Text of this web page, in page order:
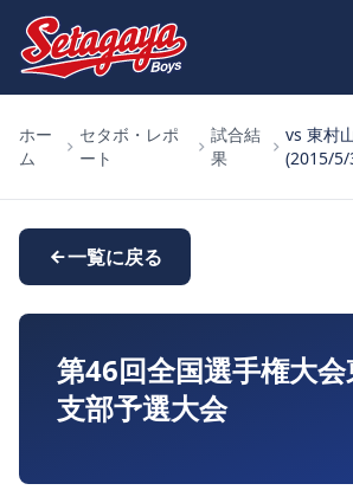
ホー
ム
セタボ・レポ
ート
試合結
果
vs 東村
(2015/5/
一覧に戻る
第46回全国選手権大
支部予選大会